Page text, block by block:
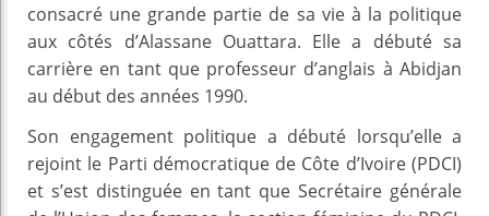
consacré une grande partie de sa vie à la politique
aux côtés d’Alassane Ouattara. Elle a débuté sa
carrière en tant que professeur d’anglais à Abidjan
au début des années 1990.
Son engagement politique a débuté lorsqu’elle a
rejoint le Parti démocratique de Côte d’Ivoire (PDCI)
et s’est distinguée en tant que Secrétaire générale